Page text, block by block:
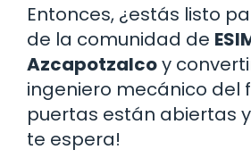
Entonces, ¿estás listo
de la comunidad de
Azcapotzalcoy
ingeniero mecánico del
puertas están abiertas
te espera!